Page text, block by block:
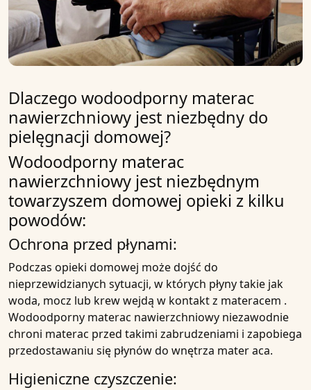
Dlaczego wodoodporny materac
nawierzchniowy jest niezbędny do
pielęgnacji domowej?
Wodoodporny materac
nawierzchniowy jest niezbędnym
towarzyszem domowej opieki z kilku
powodów:
Ochrona przed płynami:
Podczas opieki domowej może dojść do
nieprzewidzianych sytuacji, w których płynytakie jak
woda, mocz lub krewwejdą w kontakt z materacem .
Wodoodporny materac nawierzchniowy niezawodnie
chroni materac przed takimi zabrudzeniami i zapobiega
przedostawaniu się płynów do wnętrza materaca.
Higieniczne czyszczenie: